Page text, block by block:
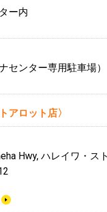
ー内
センター専用駐車場）
アロット店〉
Hwy, ハレイワ・ス